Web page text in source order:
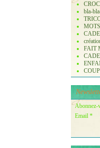
bla-
FAIT
Abonnez-
Email